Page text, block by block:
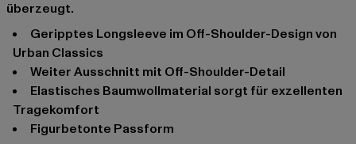
überzeugt.
Geripptes Longsleeve im Off-Shoulder-Design von
Urban Classics
Weiter Ausschnitt mit Off-Shoulder-Detail
Elastisches Baumwollmaterial sorgt für exzellenten
Tragekomfort
Figurbetonte Passform